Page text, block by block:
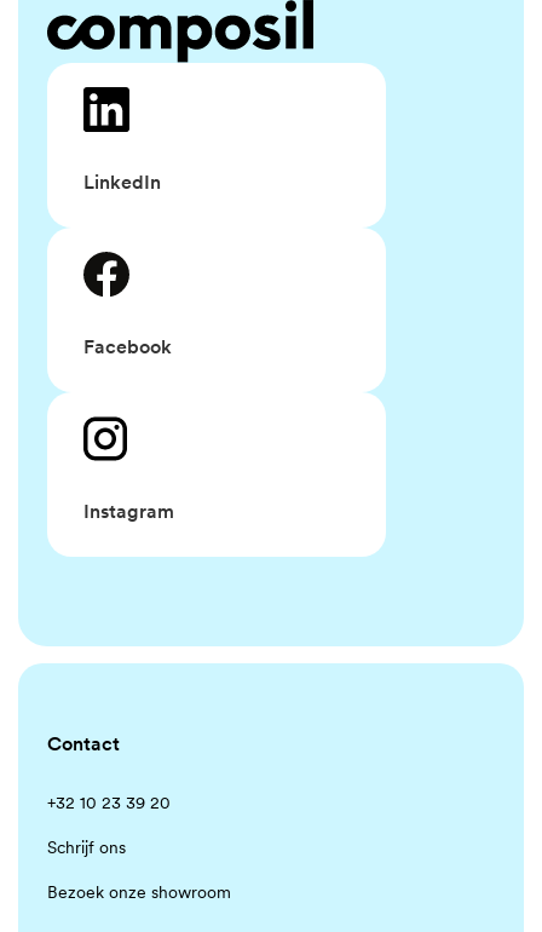
LinkedIn
Facebook
Instagram
Contact
+32 10 23 39 20
Schrijf ons
Bezoek onze showroom